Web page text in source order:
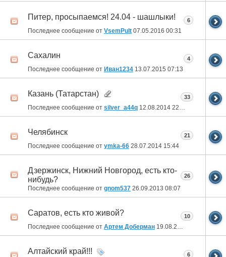
Питер, просыпаемся! 24.04 - шашлыки!
Последнее сообщение от VsemPult 07.05.2016 00:31
6
Сахалин
Последнее сообщение от Иван1234 13.07.2015 07:13
4
Казань (Татарстан)
Последнее сообщение от silver_a44q 12.08.2014 22:43
33
Челябинск
Последнее сообщение от ymka-66 28.07.2014 15:44
21
Дзержинск, Нижний Новгород, есть кто-
нибудь?
Последнее сообщение от gnom537 26.09.2013 08:07
26
Саратов, есть кто живой?
Последнее сообщение от Артем Доберман 19.08.2013
10
Алтайский край!!! 6